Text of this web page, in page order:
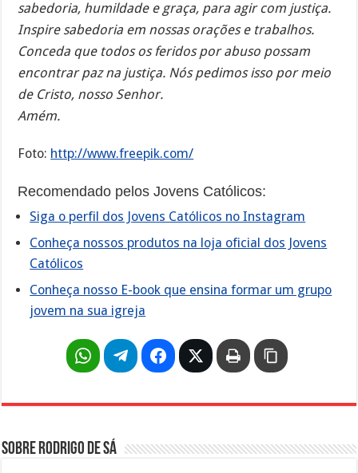
sabedoria, humildade e graça, para agir com justiça.
Inspire sabedoria em nossas orações e trabalhos.
Conceda que todos os feridos por abuso possam
encontrar paz na justiça. Nós pedimos isso por meio
de Cristo, nosso Senhor.
Amém.
Foto: http://www.freepik.com/
Recomendado pelos Jovens Católicos:
Siga o perfil dos Jovens Católicos no Instagram
Conheça nossos produtos na loja oficial dos Jovens
Católicos
Conheça nosso E-book que ensina formar um grupo
jovem na sua igreja
Sobre Rodrigo de Sá